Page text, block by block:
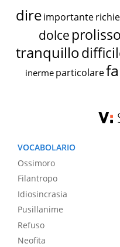
dire importante
dolce prolisso
tranquillo
inerme particolare
VOCABOLARIO
Ossimoro
Filantropo
Idiosincrasia
Pusillanime
Refuso
Neofita